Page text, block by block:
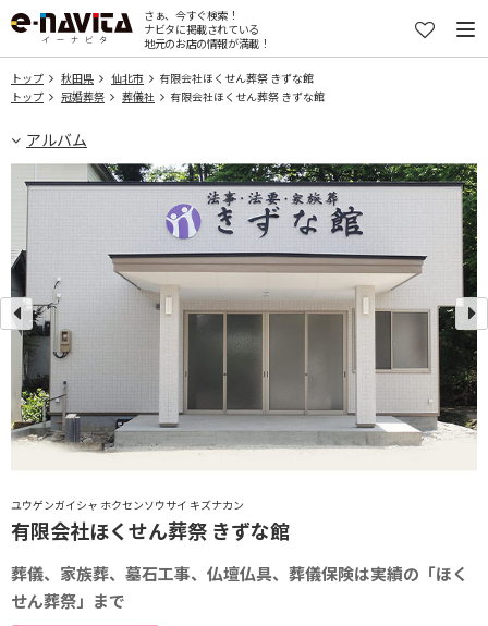
さぁ、今すぐ検索！
ナビタに掲載されている
地元のお店の情報が満載！
トップ 秋田県 仙北市
有限会社ほくせん葬祭 きずな館
トップ
冠婚葬祭 葬儀社 有限会社ほくせん葬祭 きずな館
アルバム
ユウゲンガイシャ ホクセンソウサイ キズナカン
有限会社ほくせん葬祭 きずな館
葬儀、家族葬、墓石工事、仏壇仏具、葬儀保険は実績の「ほく
せん葬祭」まで